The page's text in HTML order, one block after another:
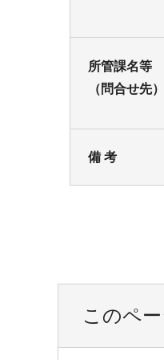
所管課名等
（問合せ先）
備 考
このペ